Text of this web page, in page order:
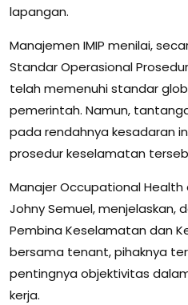
lapangan.
Manajemen IMIP menilai,
Standar Operasional
telah memenuhi standar
pemerintah. Namun,
pada rendahnya kesadaran
prosedur keselamatan
Manajer Occupational Health
Johny Semuel, menjelaskan,
Pembina Keselamatan dan
bersama tenant, pihaknya
pentingnya objektivitas
kerja.